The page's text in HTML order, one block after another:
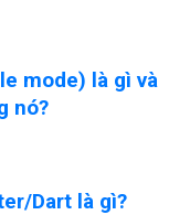
mode) là gì và
nó?
Dart là gì?